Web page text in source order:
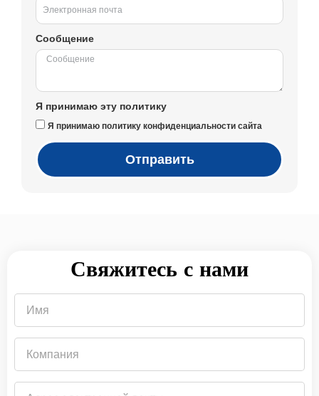
Сообщение
Я принимаю эту политику
Я принимаю политику конфиденциальности сайта
Отправить
Свяжитесь с нами